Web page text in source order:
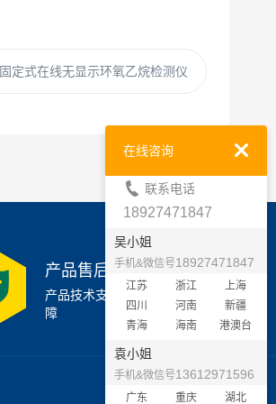
固定式在线无显示环氧乙烷检测仪
产品售后支持
产品技术支持7x24小时保
障
在线咨询
联系电话
18927471847
吴小姐
手机&微信号18927471847
江苏 浙江
上海
四川
河南
新疆
青海
海南 港澳台
袁小姐
手机&微信号13612971596
广东 重庆 湖北